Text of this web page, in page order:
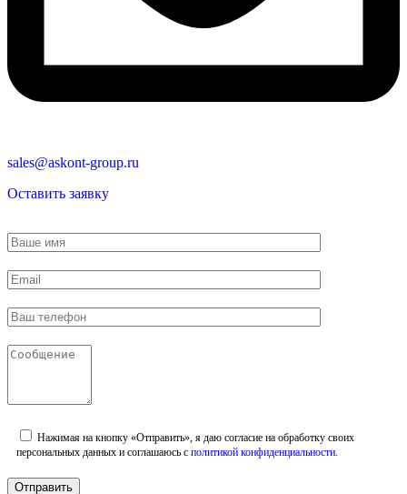
sales@askont-group.ru
Оставить заявку
Нажимая на кнопку «Отправить», я даю согласие на обработку своих
персональных данных и соглашаюсь с политикой конфиденциальности.